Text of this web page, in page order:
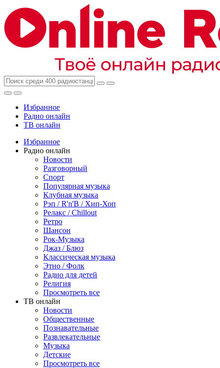
Избранное
Радио онлайн
ТВ онлайн
Избранное
Радио онлайн
Новости
Разговорный
Спорт
Популярная музыка
Клубная музыка
Рэп / R'n'B / Хип-Хоп
Релакс / Chillout
Ретро
Шансон
Рок-Музыка
Джаз / Блюз
Классическая музыка
Этно / Фолк
Радио для детей
Религия
Просмотреть все
ТВ онлайн
Новости
Общественные
Познавательные
Развлекательные
Музыка
Детские
Просмотреть все